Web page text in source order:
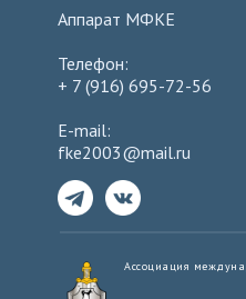
Аппарат МФКЕ
Телефон:
+ 7 (916) 695-72-56
E-mail:
fke2003@mail.ru
Ассоциация